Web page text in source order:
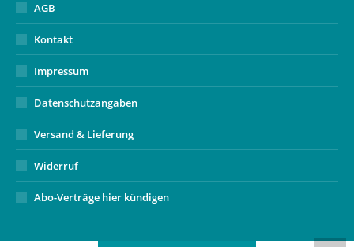
AGB
Kontakt
Impressum
Datenschutzangaben
Versand & Lieferung
Widerruf
Abo-Verträge hier kündigen